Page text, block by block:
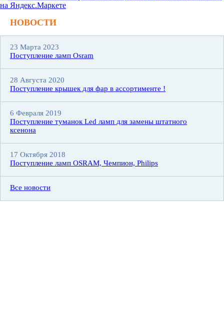
НОВОСТИ
23 Марта 2023
Поступление ламп Osram
28 Августа 2020
Поступление крышек для фар в ассортименте !
6 Февраля 2019
Поступление туманок Led ламп для замены штатного
ксенона
17 Октября 2018
Поступление ламп OSRAM, Чемпион, Philips
Все новости